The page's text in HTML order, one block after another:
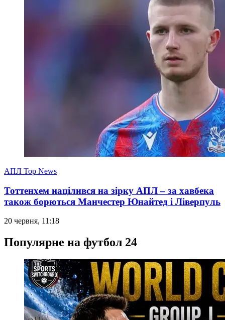
АПЛ Top News
Тоттенхем націлився на зірку АПЛ – за хавбека
також борються Манчестер Юнайтед і Ліверпуль
20 червня, 11:18
Популярне на футбол 24